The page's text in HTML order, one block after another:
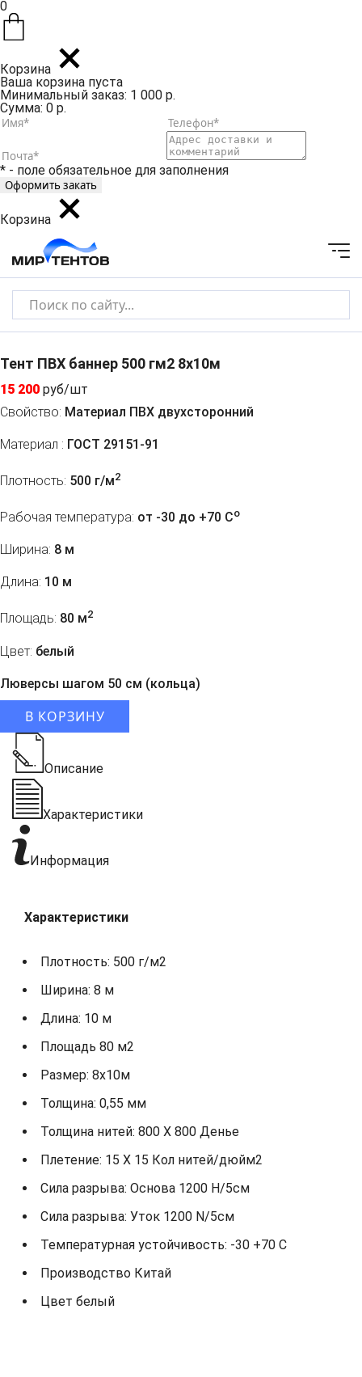
0
Корзина
Ваша корзина пуста
Минимальный заказ: 1 000 р.
Сумма: 0 р.
* - поле обязательное для заполнения
Корзина
Тент ПВХ баннер 500 гм2 8х10м
15 200 руб/шт
Свойство: Материал ПВХ двухсторонний
Материал : ГОСТ 29151-91
Плотность: 500 г/м2
Рабочая температура: от -30 до +70 Co
Ширина: 8 м
Длина: 10 м
Площадь: 80 м2
Цвет: белый
Люверсы шагом 50 см (кольца)
В КОРЗИНУ
Описание
Характеристики
Информация
Характеристики
Плотность: 500 г/м2
Ширина: 8 м
Длина: 10 м
Площадь 80 м2
Размер: 8х10м
Толщина: 0,55 мм
Толщина нитей: 800 X 800 Денье
Плетение: 15 X 15 Кол нитей/дюйм2
Сила разрыва: Основа 1200 Н/5см
Сила разрыва: Уток 1200 N/5см
Температурная устойчивость: -30 +70 С
Производство Китай
Цвет белый